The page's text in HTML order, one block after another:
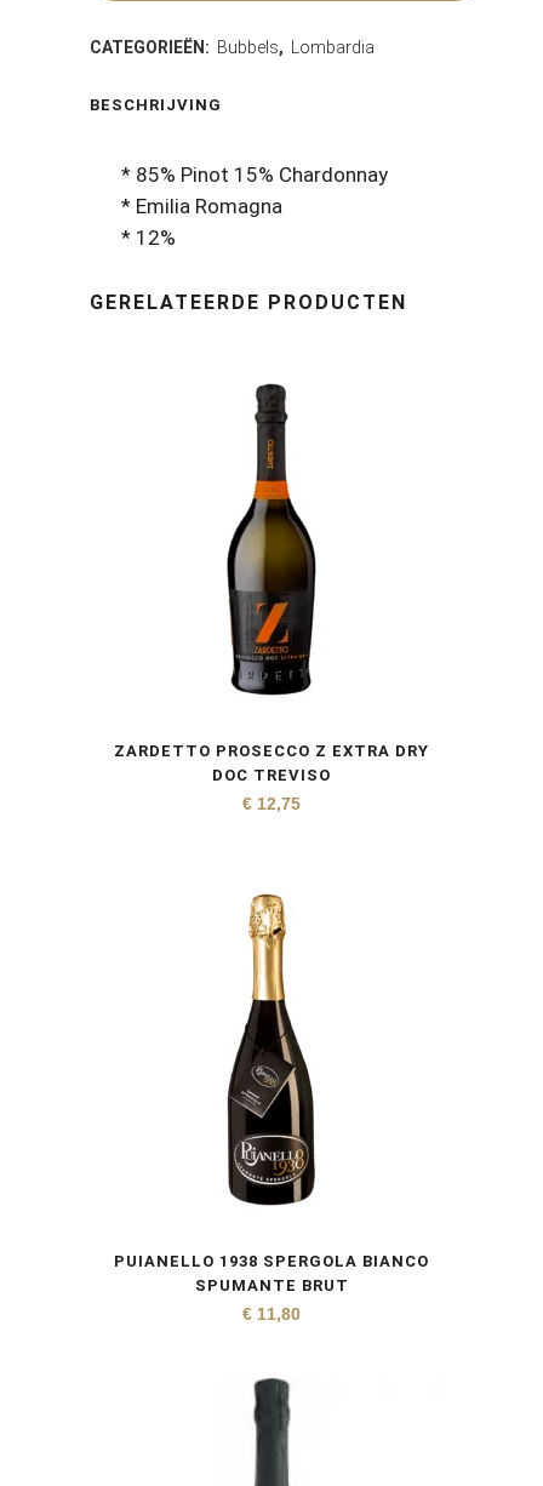
Metodo
classico
CATEGORIEËN: Bubbels, Lombardia
BESCHRIJVING
* 85% Pinot 15% Chardonnay
* Emilia Romagna
* 12%
GERELATEERDE PRODUCTEN
ZARDETTO PROSECCO Z EXTRA DRY
DOC TREVISO
€ 12,75
PUIANELLO 1938 SPERGOLA BIANCO
SPUMANTE BRUT
€ 11,80